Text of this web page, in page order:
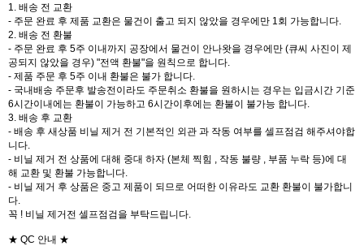
1. 배송 전 교환
- 주문 완료 후 제품 교환은 물건이 출고 되지 않았을 경우에만 1회 가능합니다.
2. 배송 전 환불
- 주문 완료 후 5주 이내까지 공장에서 물건이 안나왓을 경우에만 (큐씨 사진이 제
공되지 않았을 경우) "전액 환불"을 원칙으로 합니다.
- 제품 주문 후 5주 이내 환불은 불가 합니다.
- 국내배송 주문후 발송전이라도 주문취소 환불을 원하시는 경우는 입금시간 기준
6시간이내에는 환불이 가능하고 6시간이후에는 환불이 불가능 합니다.
3. 배송 후 교환
- 배송 후 새상품 비닐 제거 전 기본적인 외관 과 작동 여부를 셀프점검 해주셔야합
니다.
- 비닐 제거 전 상품에 대해 중대 하자 (본체 찍힘 , 작동 불량 , 부품 누락 등)에 대
해 교환 및 환불 가능합니다.
- 비닐 제거 후 상품은 중고 제품이 되므로 어떠한 이유라도 교환 환불이 불가합니
다.
꼭 ! 비닐 제거전 셀프점검을 부탁드립니다.
★ QC 안내 ★